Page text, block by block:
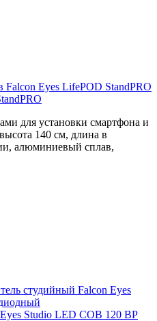
для установки смартфона и
140 см, длина в
алюминиевый сплав,
Studio LED COB 120 BP